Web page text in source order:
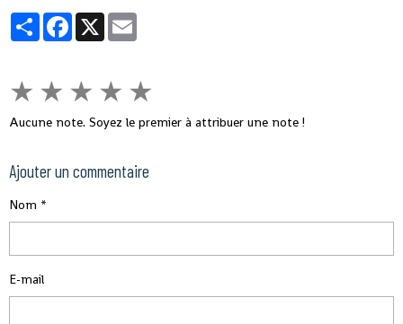
développement rapide de son pays.
PartagerFacebook
X
★ ★ ★ ★ ★
Aucune note. Soyez le premier à attribuer une note !
Ajouter un commentaire
Nom
E-mail